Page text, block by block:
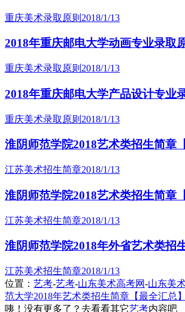
重庆美术录取原则 2018/1/13
2018年重庆邮电大学动画专业录取
重庆美术录取原则 2018/1/13
2018年重庆邮电大学产品设计专业
重庆美术录取原则 2018/1/13
淮阴师范学院2018艺术类招生简章
江苏美术招生简章2018/1/13
淮阴师范学院2018艺术类招生简章
江苏美术招生简章2018/1/13
淮阴师范学院2018年外省艺术类招
江苏美术招生简章2018/1/13
位置： 艺考-艺考-山东美术高考网-山东美
范大学2018年艺术类招生简章【最全汇总】
咦！没有更多了？去看看其它艺考内容吧